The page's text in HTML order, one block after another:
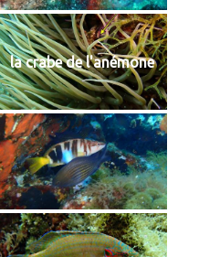
la crabe de l'anémone